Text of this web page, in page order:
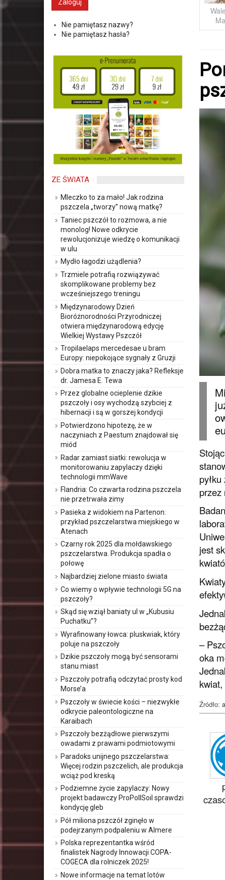
przez
jest
–
oka
Źródło:
Nie pamiętasz nazwy?
Nie pamiętasz hasła?
ZE ŚWIATA
Mleczko to za mało! Jak rodzina
pszczela „tworzy” nową matkę?
Taniec pszczół to rozmowa, a nie
monolog! Nowe odkrycie
rewolucjonizuje wiedzę o komunikacji
w ulu
Mydło łagodzi użądlenia?
Trzmiele potrafią rozwiązywać
skomplikowane problemy bez
wcześniejszego treningu
Międzynarodowy Dzień
Bioróżnorodności Przyrodniczej
otwiera międzynarodową edycję
Wielkiej Wystawy Pszczół
Tropilaelaps mercedesae u bram
Europy: niepokojące sygnały z Gruzji
Dobra matka to znaczy jaka? Refleksje
dr. Jamesa E. Tewa
Przez globalne ocieplenie dzikie
pszczoły i osy wychodzą szybciej z
hibernacji i są w gorszej kondycji
Potwierdzono hipotezę, że w
naczyniach z Paestum znajdował się
miód
Radar zamiast siatki: rewolucja w
monitorowaniu zapylaczy dzięki
technologii mmWave
Flandria: Co czwarta rodzina pszczela
nie przetrwała zimy
Pasieka z widokiem na Partenon:
przykład pszczelarstwa miejskiego w
Atenach
Czarny rok 2025 dla mołdawskiego
pszczelarstwa. Produkcja spadła o
połowę
Najbardziej zielone miasto świata
Co wiemy o wpływie technologii 5G na
pszczoły?
Skąd się wziął baniaty ul w „Kubusiu
Puchatku”?
Wyrafinowany łowca: pluskwiak, który
poluje na pszczoły
Dzikie pszczoły mogą być sensorami
stanu miast
Pszczoły potrafią odczytać prosty kod
Morse’a
Pszczoły w świecie kości – niezwykłe
odkrycie paleontologiczne na
Karaibach
Pszczoły bezżądłowe pierwszymi
owadami z prawami podmiotowymi
Paradoks unijnego pszczelarstwa:
Więcej rodzin pszczelich, ale produkcja
wciąż pod kreską
Podziemne życie zapylaczy: Nowy
projekt badawczy ProPollSoil sprawdzi
kondycję gleb
Pół miliona pszczół zginęło w
podejrzanym podpaleniu w Almere
Polska reprezentantka wśród
finalistek Nagrody Innowacji COPA-
COGECA dla rolniczek 2025!
Nowe informacje na temat lotów